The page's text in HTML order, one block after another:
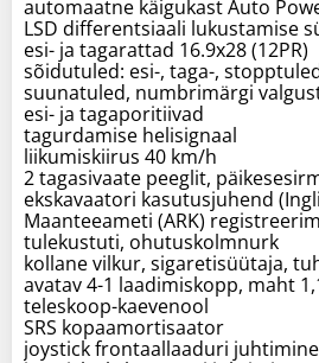
automaatne käigukast Auto
LSD differentsiaali lukustamise
esi- ja tagarattad 16.9x28 (12PR)
sõidutuled: esi-, taga-,
suunatuled, numbrimärgi
esi- ja tagaporitiivad
tagurdamise helisignaal
liikumiskiirus 40 km/h
2 tagasivaate peeglit,
ekskavaatori kasutusjuhend
Maanteeameti (ARK)
tulekustuti, ohutuskolmnurk
kollane vilkur, sigaretisüütaja,
avatav 4-1 laadimiskopp, maht
teleskoop-kaevenool
SRS kopaamortisaator
joystick frontaallaaduri juhtimine